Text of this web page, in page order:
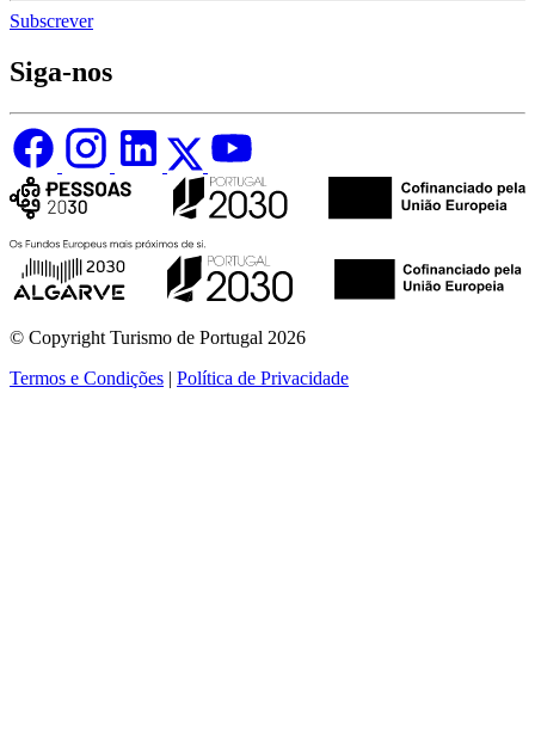
Subscrever
Siga-nos
© Copyright Turismo de Portugal 2026
Termos e Condições | Política de Privacidade